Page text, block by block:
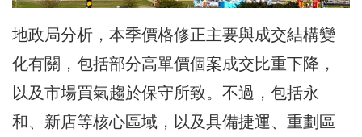
地政局分析，本季價格修正主要與成交結構變
化有關，包括部分高單價個案成交比重下降，
以及市場買氣趨於保守所致。不過，包括永
和、新店等核心區域，以及具備捷運、重劃區